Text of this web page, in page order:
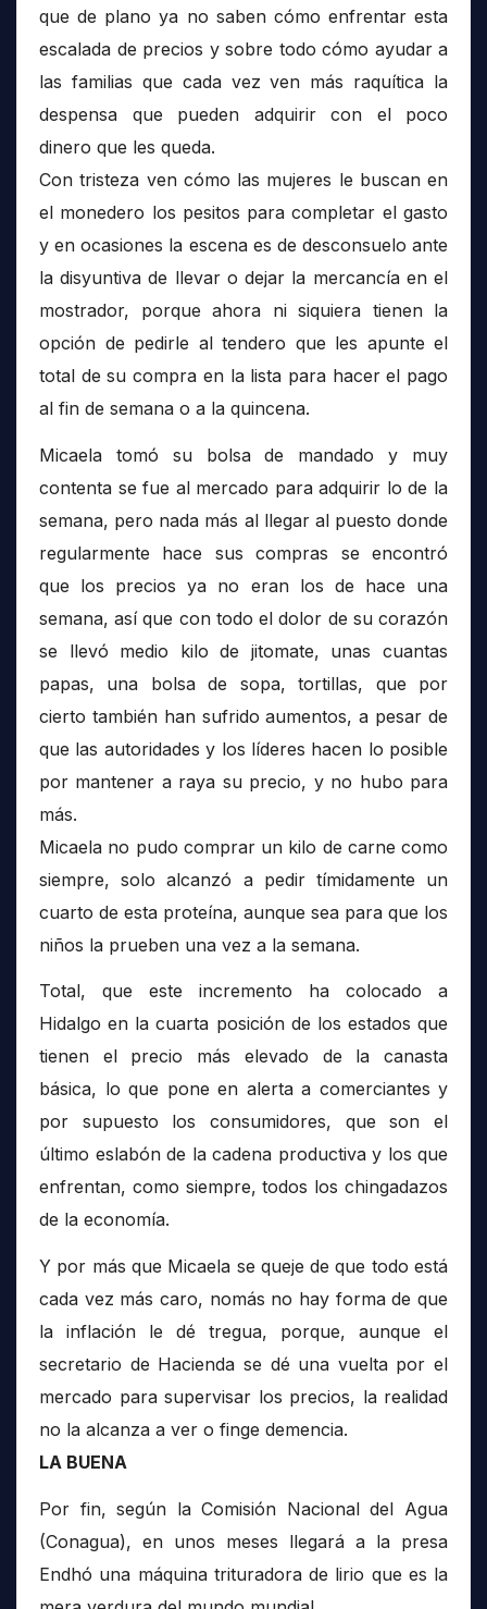
que de plano ya no saben cómo enfrentar esta
escalada de precios y sobre todo cómo ayudar a
las familias que cada vez ven más raquítica la
despensa que pueden adquirir con el poco
dinero que les queda.
Con tristeza ven cómo las mujeres le buscan en
el monedero los pesitos para completar el gasto
y en ocasiones la escena es de desconsuelo ante
la disyuntiva de llevar o dejar la mercancía en el
mostrador, porque ahora ni siquiera tienen la
opción de pedirle al tendero que les apunte el
total de su compra en la lista para hacer el pago
al fin de semana o a la quincena.
Micaela tomó su bolsa de mandado y muy
contenta se fue al mercado para adquirir lo de la
semana, pero nada más al llegar al puesto donde
regularmente hace sus compras se encontró
que los precios ya no eran los de hace una
semana, así que con todo el dolor de su corazón
se llevó medio kilo de jitomate, unas cuantas
papas, una bolsa de sopa, tortillas, que por
cierto también han sufrido aumentos, a pesar de
que las autoridades y los líderes hacen lo posible
por mantener a raya su precio, y no hubo para
más.
Micaela no pudo comprar un kilo de carne como
siempre, solo alcanzó a pedir tímidamente un
cuarto de esta proteína, aunque sea para que los
niños la prueben una vez a la semana.
Total, que este incremento ha colocado a
Hidalgo en la cuarta posición de los estados que
tienen el precio más elevado de la canasta
básica, lo que pone en alerta a comerciantes y
por supuesto los consumidores, que son el
último eslabón de la cadena productiva y los que
enfrentan, como siempre, todos los chingadazos
de la economía.
Y por más que Micaela se queje de que todo está
cada vez más caro, nomás no hay forma de que
la inflación le dé tregua, porque, aunque el
secretario de Hacienda se dé una vuelta por el
mercado para supervisar los precios, la realidad
no la alcanza a ver o finge demencia.
LA BUENA
Por fin, según la Comisión Nacional del Agua
(Conagua), en unos meses llegará a la presa
Endhó una máquina trituradora de lirio que es la